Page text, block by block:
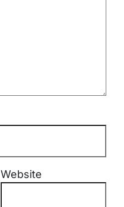
Website